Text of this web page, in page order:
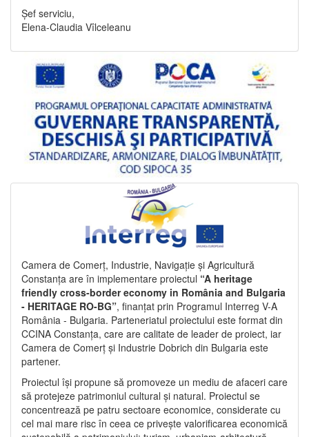
Șef serviciu,
Elena-Claudia Vîlceleanu
Camera de Comerț, Industrie, Navigație și Agricultură
Constanța are în implementare proiectul “A heritage
friendly cross-border economy in România and Bulgaria
- HERITAGE RO-BG”, finanțat prin Programul Interreg V-A
România - Bulgaria. Parteneriatul proiectului este format din
CCINA Constanța, care are calitate de leader de proiect, iar
Camera de Comerț și Industrie Dobrich din Bulgaria este
partener.
Proiectul își propune să promoveze un mediu de afaceri care
să protejeze patrimoniul cultural și natural. Proiectul se
concentrează pe patru sectoare economice, considerate cu
cel mai mare risc în ceea ce privește valorificarea economică